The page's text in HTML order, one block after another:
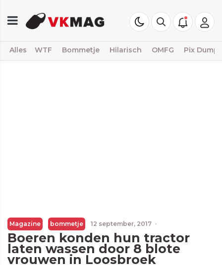
Alles WTF Bommetje Hilarisch OMFG Pix Dump
Magazine bommetje 12 september, 2017 ·
Boeren konden hun tractor
laten wassen door 8 blote
vrouwen in Loosbroek